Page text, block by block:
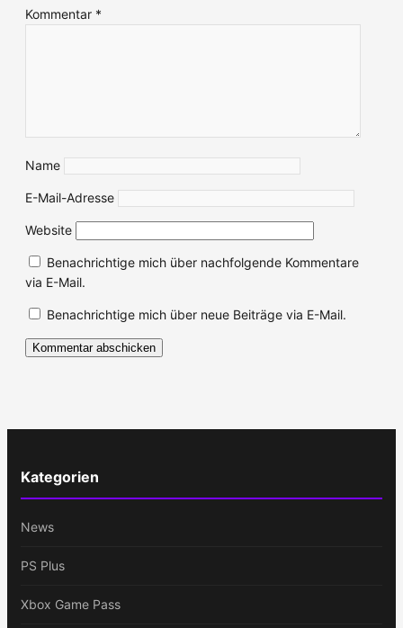
Kommentar *
Name
E-Mail-Adresse
Website
Benachrichtige mich über nachfolgende Kommentare
via E-Mail.
Benachrichtige mich über neue Beiträge via E-Mail.
Kategorien
News
PS Plus
Xbox Game Pass